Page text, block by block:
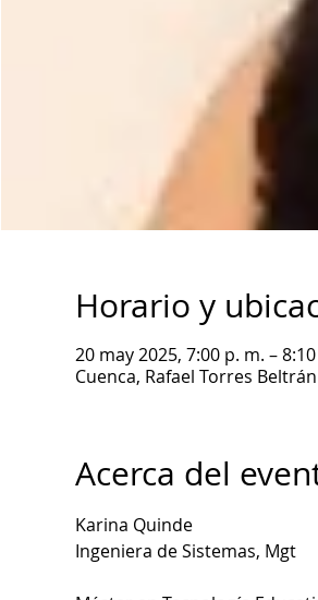
Horario y
20 may 2025, 7:00 p. m. –
Cuenca, Rafael Torres
Acerca del
Karina Quinde
Ingeniera de Sistemas, Mgt